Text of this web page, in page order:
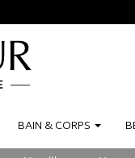
BAIN &CORPS